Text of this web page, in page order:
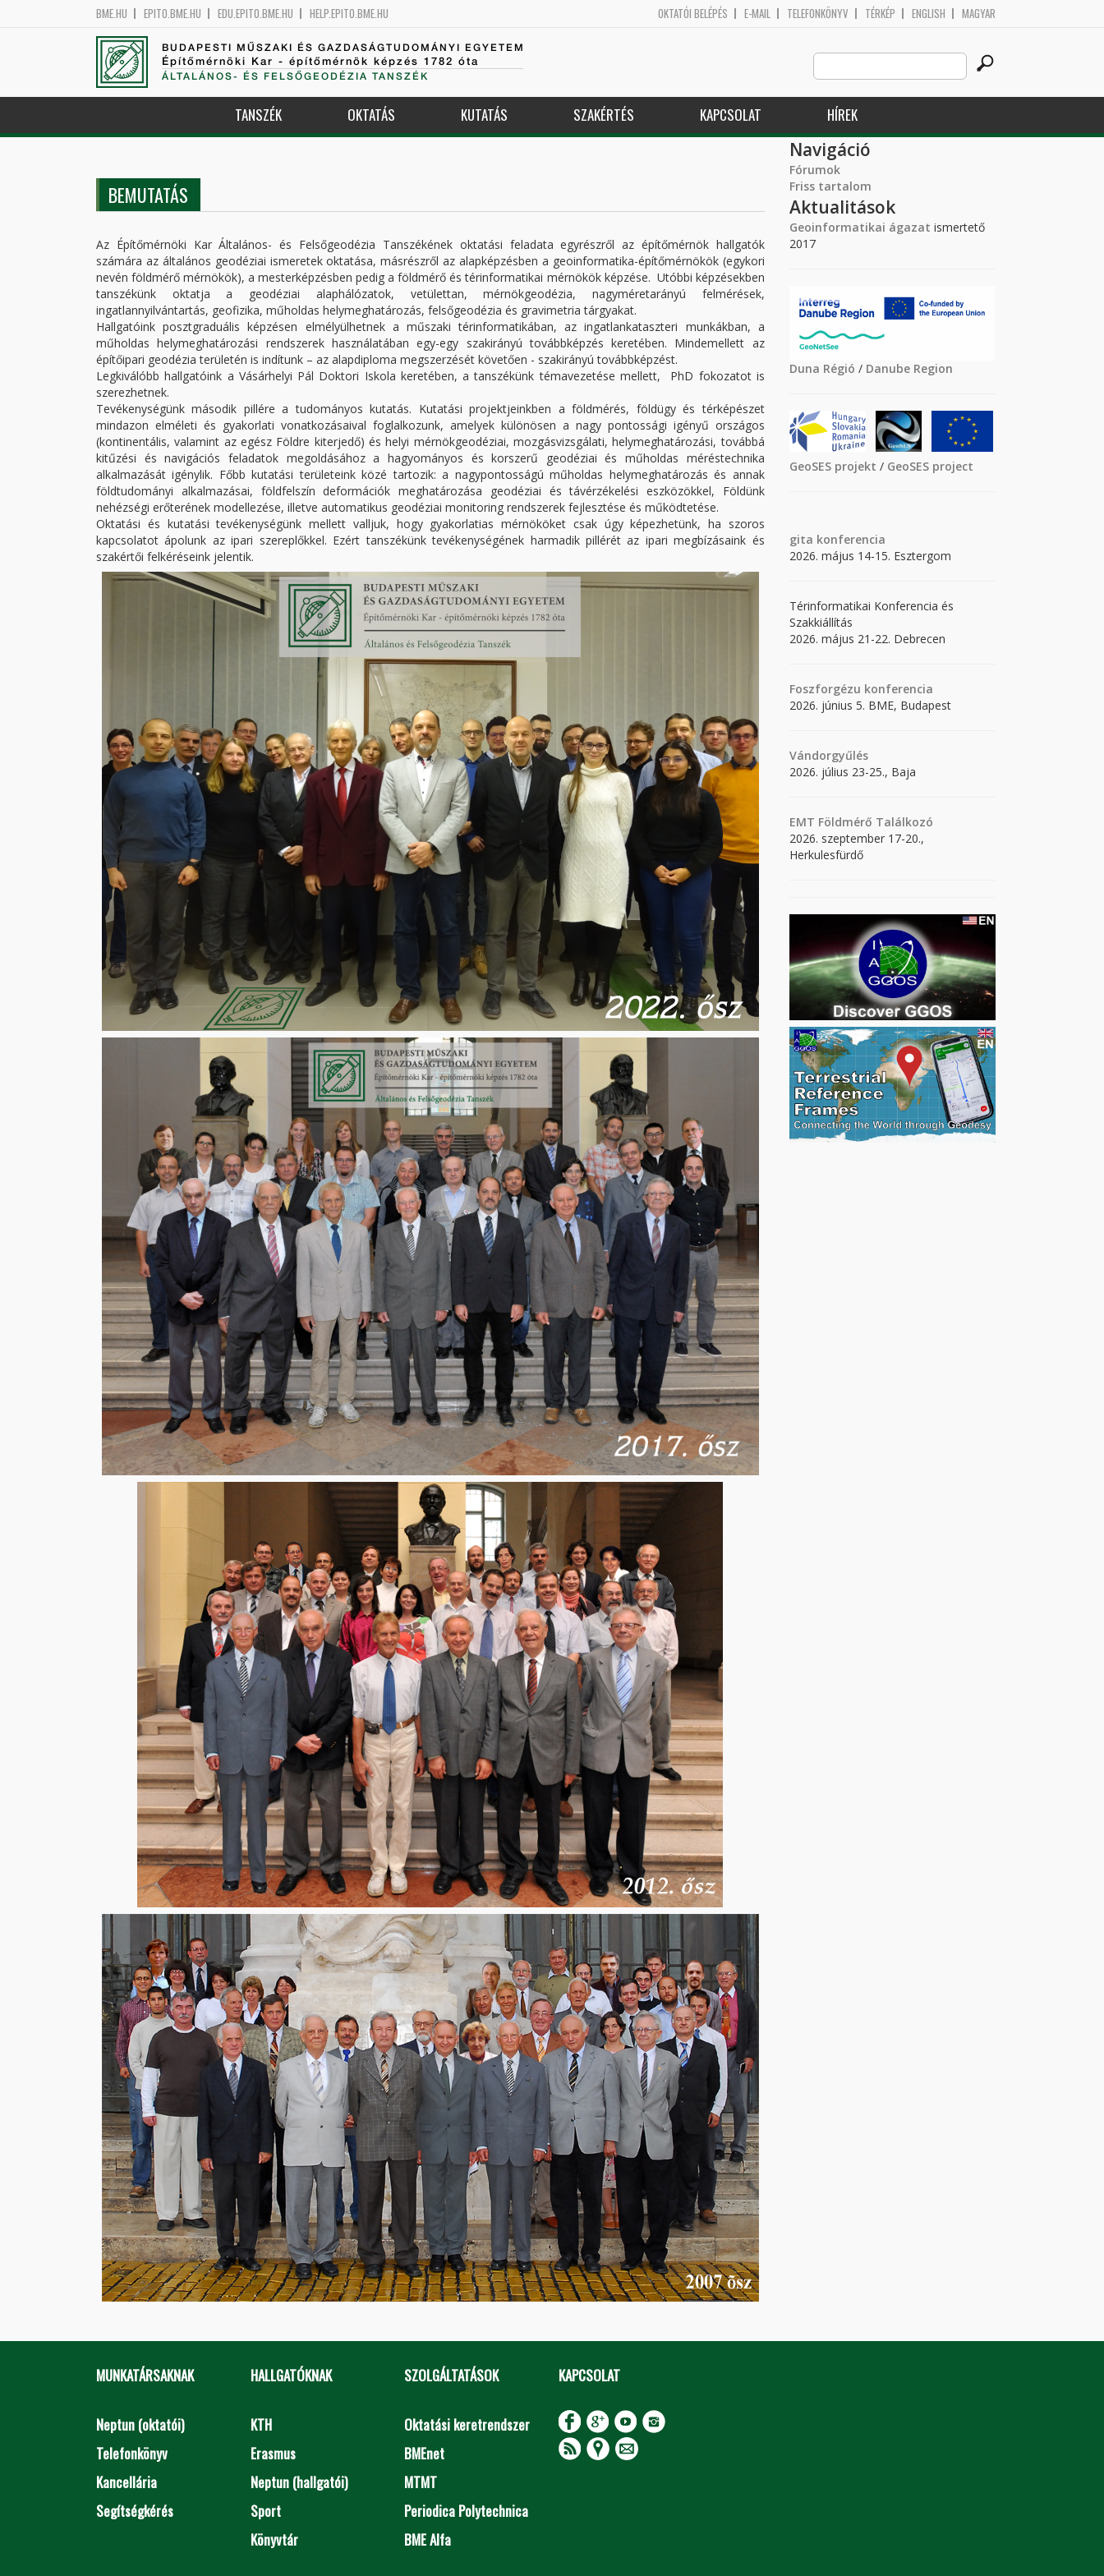
BME.HU EPITO.BME.HU EDU.EPITO.BME.HU HELP.EPITO.BME.HU OKTATÓI BELÉPÉS E-MAIL TELEFONKÖNYV TÉRKÉP ENGLISH MAGYAR
BUDAPESTI MŰSZAKI ÉS GAZDASÁGTUDOMÁNYI EGYETEM
Építőmérnöki Kar - építőmérnök képzés 1782 óta
ÁLTALÁNOS- ÉS FELSŐGEODÉZIA TANSZÉK
Search
this
site
TANSZÉK OKTATÁS KUTATÁS SZAKÉRTÉS KAPCSOLAT HÍREK
BEMUTATÁS
Az Építőmérnöki Kar Általános- és Felsőgeodézia Tanszékének oktatási feladata egyrészről az építőmérnök hallgatók
számára az általános geodéziai ismeretek oktatása, másrészről az alapképzésben a geoinformatika-építőmérnökök (egykori
nevén földmérő mérnökök), a mesterképzésben pedig a földmérő és térinformatikai mérnökök képzése. Utóbbi képzésekben
tanszékünk oktatja a geodéziai alaphálózatok, vetülettan, mérnökgeodézia, nagyméretarányú felmérések,
ingatlannyilvántartás, geofizika, műholdas helymeghatározás, felsőgeodézia és gravimetria tárgyakat.
Hallgatóink posztgraduális képzésen elmélyülhetnek a műszaki térinformatikában, az ingatlankataszteri munkákban, a
műholdas helymeghatározási rendszerek használatában egy-egy szakirányú továbbképzés keretében. Mindemellett az
építőipari geodézia területén is indítunk – az alapdiploma megszerzését követően - szakirányú továbbképzést.
Legkiválóbb hallgatóink a Vásárhelyi Pál Doktori Iskola keretében, a tanszékünk témavezetése mellett, PhD fokozatot is
szerezhetnek.
Tevékenységünk második pillére a tudományos kutatás. Kutatási projektjeinkben a földmérés, földügy és térképészet
mindazon elméleti és gyakorlati vonatkozásaival foglalkozunk, amelyek különösen a nagy pontossági igényű országos
(kontinentális, valamint az egész Földre kiterjedő) és helyi mérnökgeodéziai, mozgásvizsgálati, helymeghatározási, továbbá
kitűzési és navigációs feladatok megoldásához a hagyományos és korszerű geodéziai és műholdas méréstechnika
alkalmazását igénylik. Főbb kutatási területeink közé tartozik: a nagypontosságú műholdas helymeghatározás és annak
földtudományi alkalmazásai, földfelszín deformációk meghatározása geodéziai és távérzékelési eszközökkel, Földünk
nehézségi erőterének modellezése, illetve automatikus geodéziai monitoring rendszerek fejlesztése és működtetése.
Oktatási és kutatási tevékenységünk mellett valljuk, hogy gyakorlatias mérnököket csak úgy képezhetünk, ha szoros
kapcsolatot ápolunk az ipari szereplőkkel. Ezért tanszékünk tevékenységének harmadik pillérét az ipari megbízásaink és
szakértői felkéréseink jelentik.
Navigáció
Fórumok
Friss tartalom
Aktualitások
Geoinformatikai ágazat ismertető
2017
Duna Régió / Danube Region
GeoSES projekt / GeoSES project
gita konferencia
2026. május 14-15. Esztergom
Térinformatikai Konferencia és
Szakkiállítás
2026. május 21-22. Debrecen
Foszforgézu konferencia
2026. június 5. BME, Budapest
Vándorgyűlés
2026. július 23-25., Baja
EMT Földmérő Találkozó
2026. szeptember 17-20.,
Herkulesfürdő
MUNKATÁRSAKNAK
Neptun (oktatói)
Telefonkönyv
Kancellária
Segítségkérés
HALLGATÓKNAK
KTH
Erasmus
Neptun (hallgatói)
Sport
Könyvtár
SZOLGÁLTATÁSOK
Oktatási keretrendszer
BMEnet
MTMT
Periodica Polytechnica
BME Alfa
KAPCSOLAT